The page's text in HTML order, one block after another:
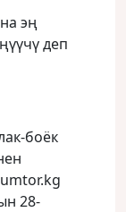
эң
деп
боёк
28-